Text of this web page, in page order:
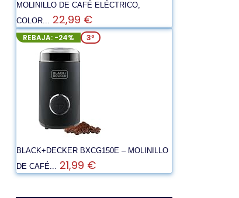
MOLINILLO DE CAFÉ ELÉCTRICO,
COLOR... 22,99 €
REBAJA: -24% 3º
BLACK+DECKER BXCG150E – MOLINILLO
DE CAFÉ... 21,99 €